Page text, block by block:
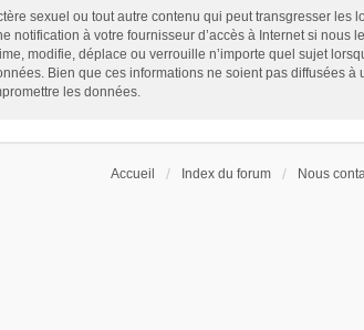
sexuel ou tout autre contenu qui peut transgresser les
à votre fournisseur d’accès à Internet si nous
modifie, déplace ou verrouille n’importe quel sujet
Bien que ces informations ne soient pas diffusées
les données.
Accueil Index du forum Nous